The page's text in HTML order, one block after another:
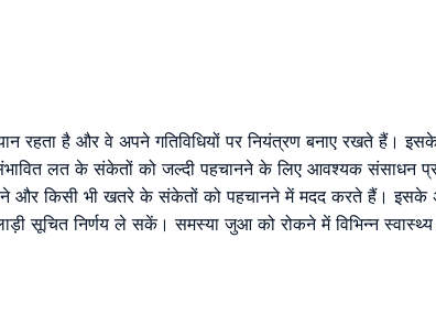
रहता है और वे अपने गतिविधियों पर नियंत्रण बनाए रखते हैं।
लत के संकेतों को जल्दी पहचानने के लिए आवश्यक संसाधन
किसी भी खतरे के संकेतों को पहचानने में मदद करते हैं। इसके
सूचित निर्णय ले सकें। समस्या जुआ को रोकने में विभिन्न